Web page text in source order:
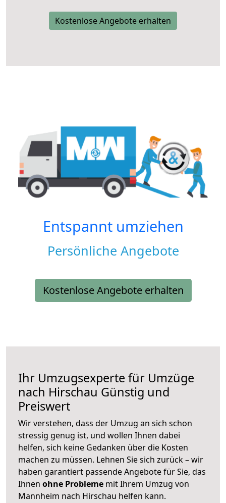
Kostenlose Angebote erhalten
Entspannt umziehen
Persönliche Angebote
Kostenlose Angebote erhalten
Ihr Umzugsexperte für Umzüge
nach Hirschau Günstig und
Preiswert
Wir verstehen, dass der Umzug an sich schon
stressig genug ist, und wollen Ihnen dabei
helfen, sich keine Gedanken über die Kosten
machen zu müssen. Lehnen Sie sich zurück – wir
haben garantiert passende Angebote für Sie, das
Ihnen ohne Probleme mit Ihrem Umzug von
Mannheim nach Hirschau helfen kann.